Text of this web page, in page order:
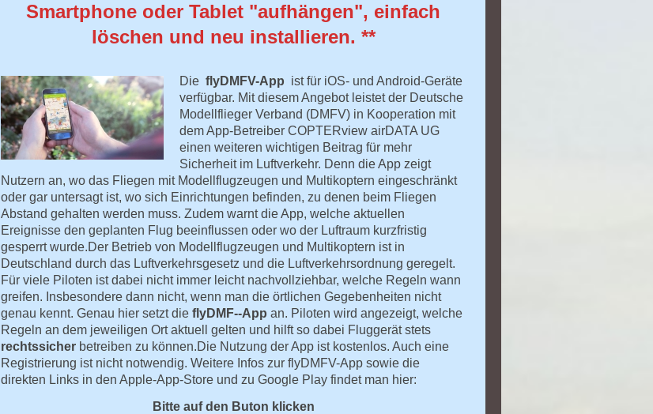
Smartphone oder Tablet "aufhängen", einfach
löschen und neu installieren. **
DieflyDMFV-App ist für iOS- und Android-Geräte
verfügbar. Mit diesem Angebot leistet der Deutsche
Modellflieger Verband (DMFV) in Kooperation mit
dem App-Betreiber COPTERview airDATA UG
einen weiteren wichtigen Beitrag für mehr
Sicherheit im Luftverkehr. Denn die App zeigt
Nutzern an, wo das Fliegen mit Modellflugzeugen und Multikoptern eingeschränkt
oder gar untersagt ist, wo sich Einrichtungen befinden, zu denen beim Fliegen
Abstand gehalten werden muss. Zudem warnt die App, welche aktuellen
Ereignisse den geplanten Flug beeinflussen oder wo der Luftraum kurzfristig
gesperrt wurde.Der Betrieb von Modellflugzeugen und Multikoptern ist in
Deutschland durch das Luftverkehrsgesetz und die Luftverkehrsordnung geregelt.
Für viele Piloten ist dabei nicht immer leicht nachvollziehbar, welche Regeln wann
greifen. Insbesondere dann nicht, wenn man die örtlichen Gegebenheiten nicht
genau kennt. Genau hier setzt dieflyDMF--App an. Piloten wird angezeigt, welche
Regeln an dem jeweiligen Ort aktuell gelten und hilft so dabei Fluggerät stets
rechtssicher betreiben zu können.Die Nutzung der App ist kostenlos. Auch eine
Registrierung ist nicht notwendig. Weitere Infos zur flyDMFV-App sowie die
direkten Links in den Apple-App-Store und zu Google Play findet man hier:
Bitte auf den Buton klicken